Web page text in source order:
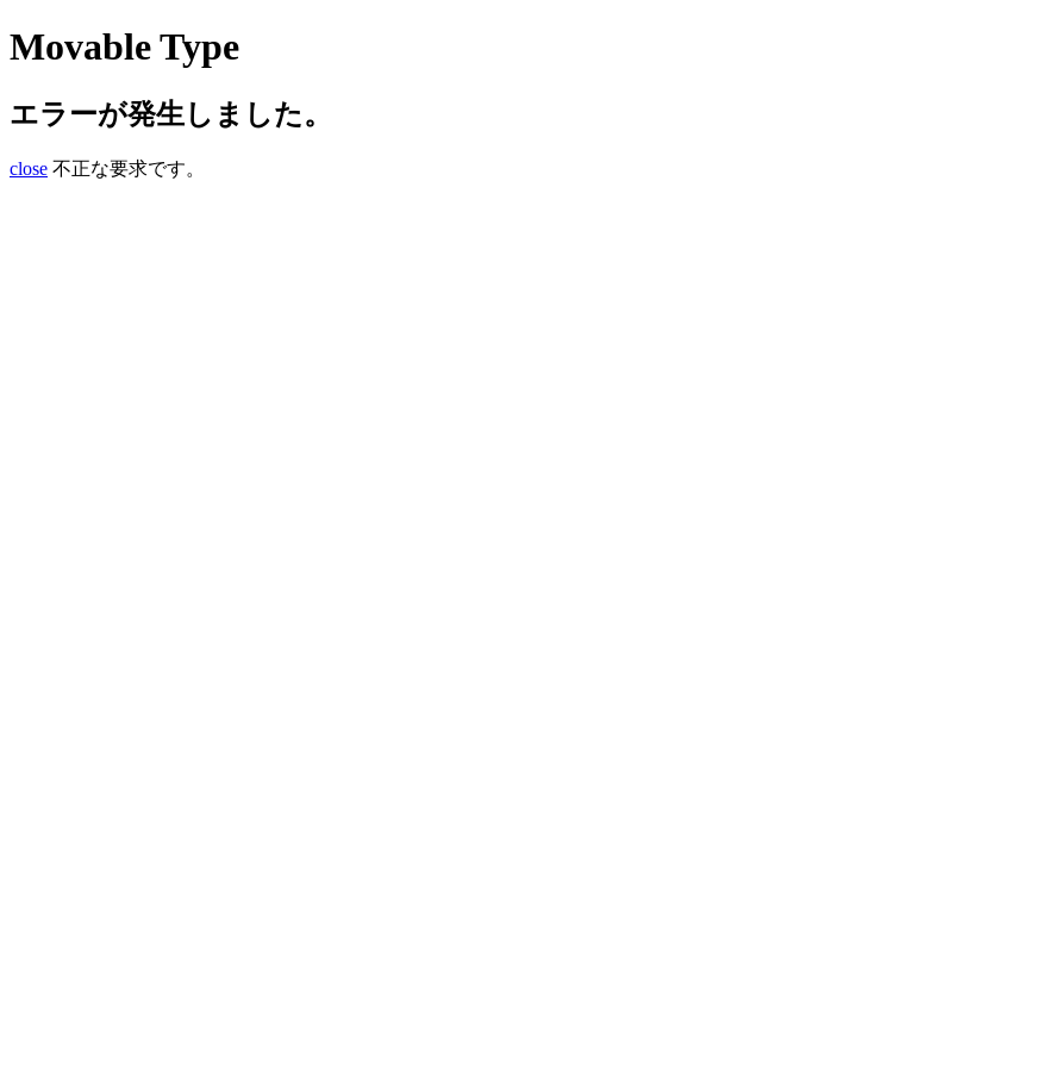
Movable Type
エラーが発生しました。
close 不正な要求です。